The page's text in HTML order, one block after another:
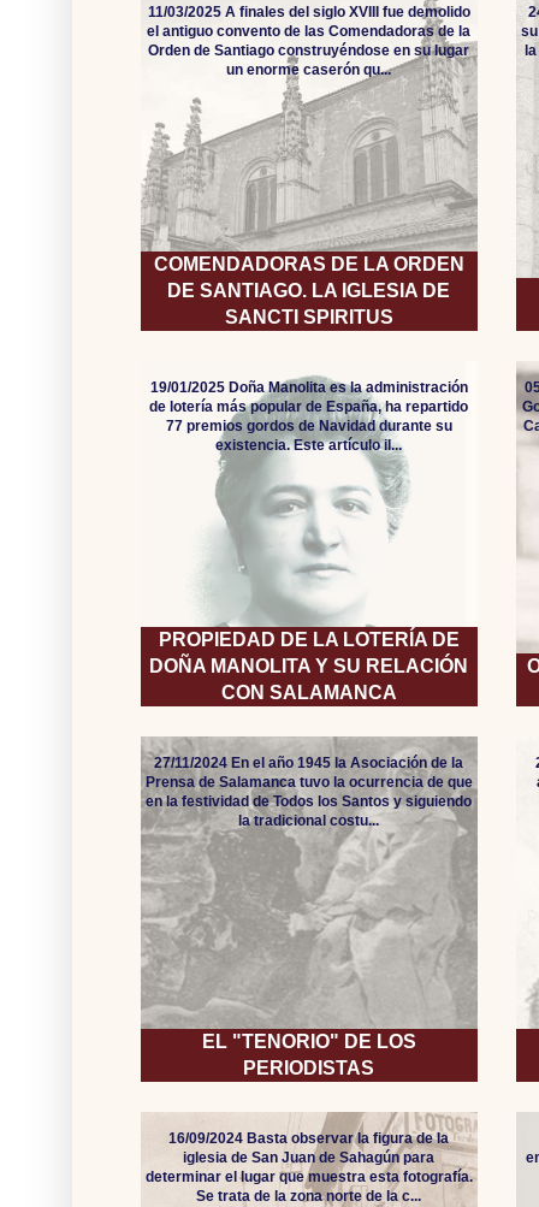
COMENDADORAS DE LA ORDEN
DE SANTIAGO. LA IGLESIA DE
SANCTI SPIRITUS
11/03/2025 A finales del siglo XVIII fue demolido
el antiguo convento de las Comendadoras de la
Orden de Santiago construyéndose en su lugar
un enorme caserón qu...
PROPIEDAD DE LA LOTERÍA DE
DOÑA MANOLITA Y SU RELACIÓN
CON SALAMANCA
19/01/2025 Doña Manolita es la administración
de lotería más popular de España, ha repartido
77 premios gordos de Navidad durante su
existencia. Este artículo il...
EL "TENORIO" DE LOS
PERIODISTAS
27/11/2024 En el año 1945 la Asociación de la
Prensa de Salamanca tuvo la ocurrencia de que
en la festividad de Todos los Santos y siguiendo
la tradicional costu...
16/09/2024 Basta observar la figura de la
iglesia de San Juan de Sahagún para
determinar el lugar que muestra esta fotografía.
Se trata de la zona norte de la c...